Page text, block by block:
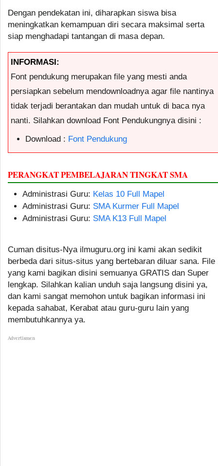
Dengan pendekatan ini, diharapkan siswa bisa
meningkatkan kemampuan diri secara maksimal serta
siap menghadapi tantangan di masa depan.
INFORMASI:
Font pendukung merupakan file yang mesti anda
persiapkan sebelum mendownloadnya agar file nantinya
tidak terjadi berantakan dan mudah untuk di baca nya
nanti. Silahkan download Font Pendukungnya disini :
Download : Font Pendukung
PERANGKAT PEMBELAJARAN TINGKAT SMA
Administrasi Guru: Kelas 10 Full Mapel
Administrasi Guru: SMA Kurmer Full Mapel
Administrasi Guru: SMA K13 Full Mapel
Cuman disitus-Nya ilmuguru.org ini kami akan sedikit
berbeda dari situs-situs yang bertebaran diluar sana. File
yang kami bagikan disini semuanya GRATIS dan Super
lengkap. Silahkan kalian unduh saja langsung disini ya,
dan kami sangat memohon untuk bagikan informasi ini
kepada sahabat, Kerabat atau guru-guru lain yang
membutuhkannya ya.
Advertismen